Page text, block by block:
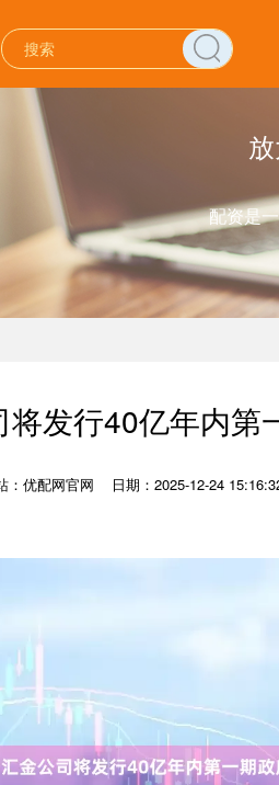
配资是
发行40亿年内第
：优配网官网 日期：2025-12-24